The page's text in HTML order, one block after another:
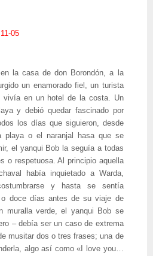
11-05
la casa de don Borondón, a la
un enamorado fiel, un turista
vivía en un hotel de la costa. Un
y debió quedar fascinado por
los días que siguieron, desde
playa o el naranjal hasa que se
el yanqui Bob la seguía a todas
o respetuosa. Al principio aquella
había inquietado a Warda,
y hasta se sentía
o doce días antes de su viaje de
muralla verde, el yanqui Bob se
– debía ser un caso de extrema
musitar dos o tres frases; una de
algo así como «I love you…